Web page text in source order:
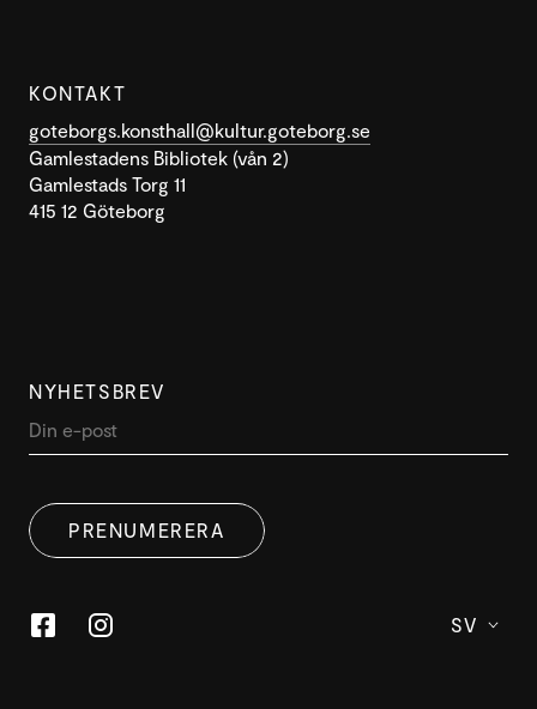
KONTAKT
goteborgs.konsthall@kultur.goteborg.se
Gamlestadens Bibliotek (vån 2)
Gamlestads Torg 11
415 12 Göteborg
NYHETSBREV
PRENUMERERA
SV